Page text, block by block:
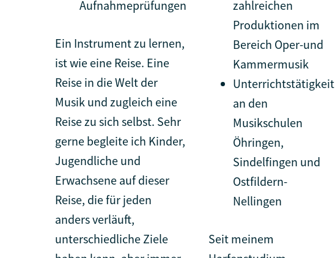
Aufnahmeprüfungen
Ein Instrument zu lernen,
ist wie eine Reise. Eine
Reise in die Welt der
Musik und zugleich eine
Reise zu sich selbst. Sehr
gerne begleite ich Kinder,
Jugendliche und
Erwachsene auf dieser
Reise, die für jeden
anders verläuft,
unterschiedliche Ziele
zahlreichen
Produktionen im
Bereich Oper-und
Kammermusik
Unterrichtstätigkeit
an den
Musikschulen
Öhringen,
Sindelfingen und
Ostfildern-
Nellingen
Seit meinem